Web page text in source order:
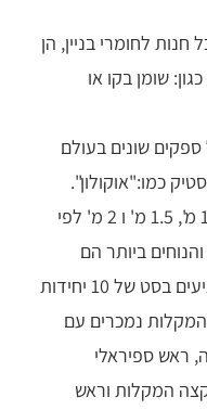
לחומרי בניין, הן
שומן בקו או
שונים בעולם
כמו:"אוקולון".
המקלות מגיעים במידות שונות 1 מ', 1.5 מ' ו 2 מ' לפי
ביותר הם
מקלות אוקולון פלסטיק אשר מגיעים בסט של 10 יחידות
סה"כ 10 מטר. המקלות נמכרים עם
ראש ספיראלי
המקלות וראש